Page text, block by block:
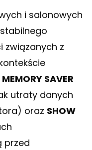
i salonowych
związanych z
MEMORY SAVER
utraty danych
oraz SHOW
przed